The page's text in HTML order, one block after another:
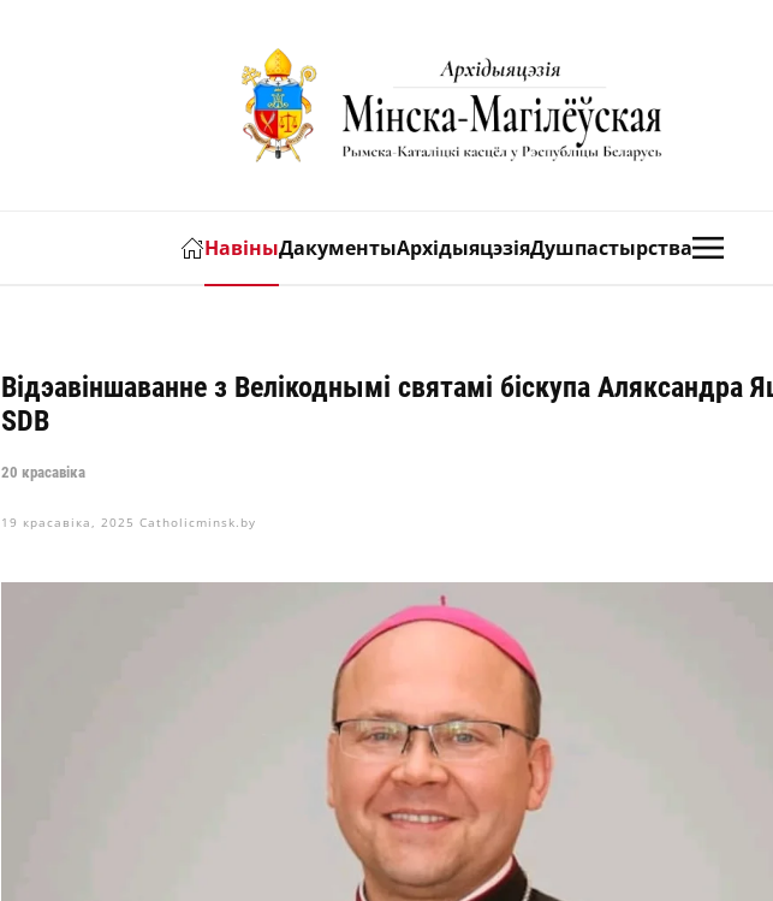
НавіныДакументыАрхідыяцэзіяДушпастырства
Відэавіншаванне з Велікоднымі святамі біскупа Аляксандра
SDB
20 красавіка
19 красавіка, 2025 Catholicminsk.by